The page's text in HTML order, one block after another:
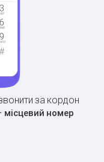
за кордон
місцевий номер